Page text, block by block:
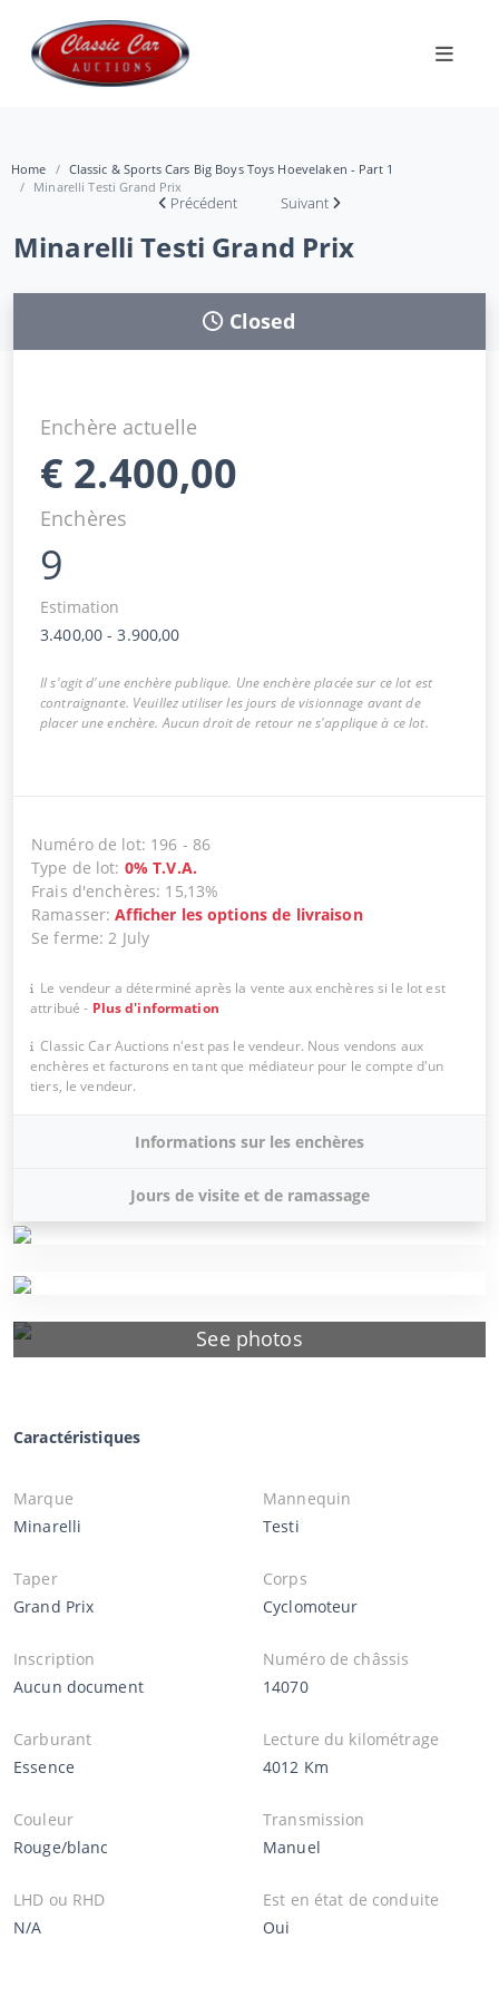
Home
Classic & Sports Cars Big Boys Toys Hoevelaken - Part 1
Minarelli Testi Grand Prix
Précédent Suivant
Minarelli Testi Grand Prix
See photos
Closed
Enchère actuelle
€ 2.400,00
Enchères
9
Estimation
3.400,00 -3.900,00
Il s'agit d'une enchère publique. Une enchère placée sur ce lot est
contraignante. Veuillez utiliser les jours de visionnage avant de
placer une enchère. Aucun droit de retour ne s'applique à ce lot.
Numéro de lot: 196 - 86
Type de lot: 0% T.V.A.
Frais d'enchères: 15,13%
Ramasser:Afficher les options de livraison
Se ferme:2 July
Le vendeur a déterminé après la vente aux enchères si le lot est
attribué - Plus d'information
Classic Car Auctions n'est pas le vendeur. Nous vendons aux
enchères et facturons en tant que médiateur pour le compte d'un
tiers, le vendeur.
Informations sur les enchères
Jours de visite et de ramassage
Caractéristiques
Marque
Minarelli
Mannequin
Testi
Taper
Grand Prix
Corps
Cyclomoteur
Inscription
Aucun document
Numéro de châssis
14070
Carburant
Essence
Lecture du kilométrage
4012 Km
Couleur
Rouge/blanc
Transmission
Manuel
LHD ou RHD
N/A
Est en état de conduite
Oui